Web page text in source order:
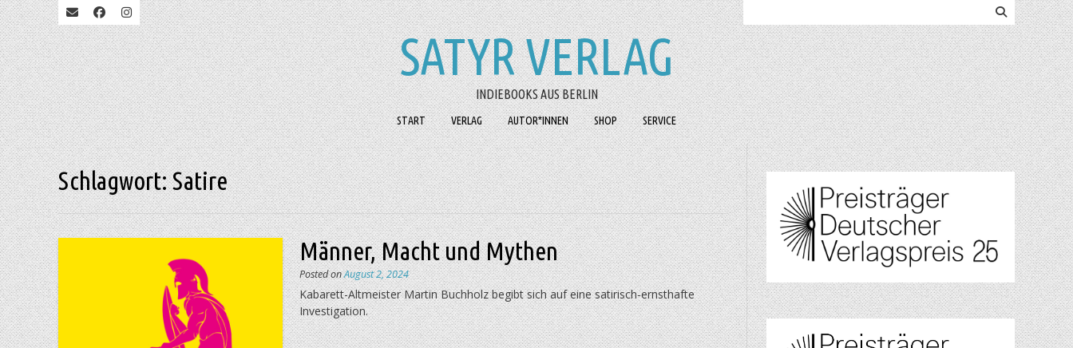
SATYR VERLAG
INDIEBOOKS AUS BERLIN
START VERLAG AUTOR*INNEN SHOP SERVICE
Schlagwort:Satire
Männer, Macht und Mythen
Posted onAugust 2, 2024
Kabarett-Altmeister Martin Buchholz begibt sich auf eine satirisch-ernsthafte
Investigation.